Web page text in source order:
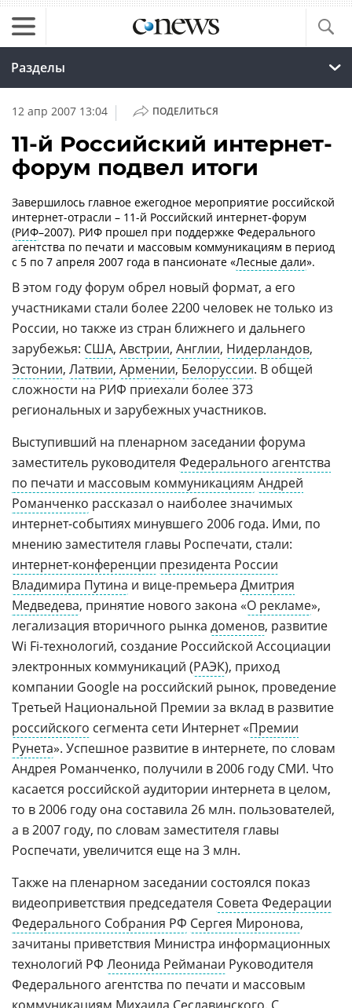
Разделы
12 апр 2007 13:04 | ПОДЕЛИТЬСЯ
11-й Российский интернет-
форум подвел итоги
Завершилось главное ежегодное мероприятие российской
интернет-отрасли – 11-й Российский интернет-форум
(РИФ–2007). РИФ прошел при поддержке Федерального
агентства по печати и массовым коммуникациям в период
с 5 по 7 апреля 2007 года в пансионате «Лесные дали».
В этом году форум обрел новый формат, а его
участниками стали более 2200 человек не только из
России, но также из стран ближнего и дальнего
зарубежья: США, Австрии, Англии, Нидерландов,
Эстонии, Латвии, Армении, Белоруссии. В общей
сложности на РИФ приехали более 373
региональных и зарубежных участников.
Выступивший на пленарном заседании форума
заместитель руководителя Федерального агентства
по печати и массовым коммуникациям Андрей
Романченко рассказал о наиболее значимых
интернет-событиях минувшего 2006 года. Ими, по
мнению заместителя главы Роспечати, стали:
интернет-конференции президента России
Владимира Путина и вице-премьера Дмитрия
Медведева, принятие нового закона «О рекламе»,
легализация вторичного рынка доменов, развитие
Wi Fi-технологий, создание Российской Ассоциации
электронных коммуникаций (РАЭК), приход
компании Google на российский рынок, проведение
Третьей Национальной Премии за вклад в развитие
российского сегмента сети Интернет «Премии
Рунета». Успешное развитие в интернете, по словам
Андрея Романченко, получили в 2006 году СМИ. Что
касается российской аудитории интернета в целом,
то в 2006 году она составила 26 млн. пользователей,
а в 2007 году, по словам заместителя главы
Роспечати, увеличится еще на 3 млн.
Также на пленарном заседании состоялся показ
видеоприветствия председателя Совета Федерации
Федерального Собрания РФ Сергея Миронова,
зачитаны приветствия Министра информационных
технологий РФ Леонида Рейманаи Руководителя
Федерального агентства по печати и массовым